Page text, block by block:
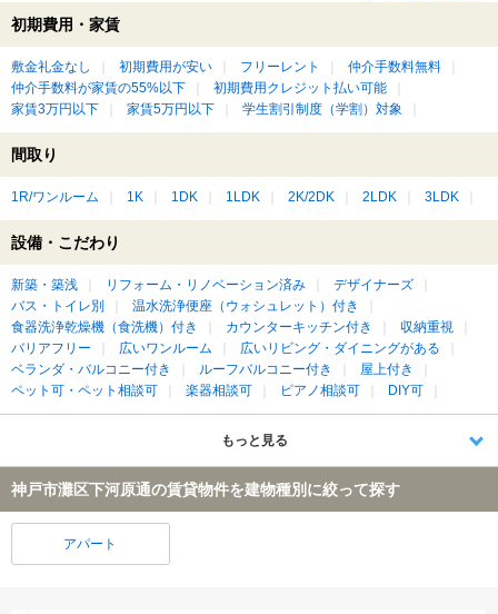
初期費用・家賃
敷金礼金なし 初期費用が安い フリーレント
仲介手数料無料
仲介手数料が家賃の55%以下
初期費用クレジット払い可能
家賃3万円以下
家賃5万円以下 学生割引制度（学割）対象
間取り
1R/ワンルーム 1K 1DK 1LDK 2K/2DK 2LDK 3LDK
設備・こだわり
新築・築浅 リフォーム・リノベーション済み
デザイナーズ
バス・トイレ別
温水洗浄便座（ウォシュレット）付き
食器洗浄乾燥機（食洗機）付き
カウンターキッチン付き
収納重視
バリアフリー
広いワンルーム
広いリビング・ダイニングがある
ベランダ・バルコニー付き
ルーフバルコニー付き
屋上付き
ペット可・ペット相談可
楽器相談可 ピアノ相談可 DIY可
もっと見る
神戸市灘区下河原通の賃貸物件を建物種別に絞って探す
アパート